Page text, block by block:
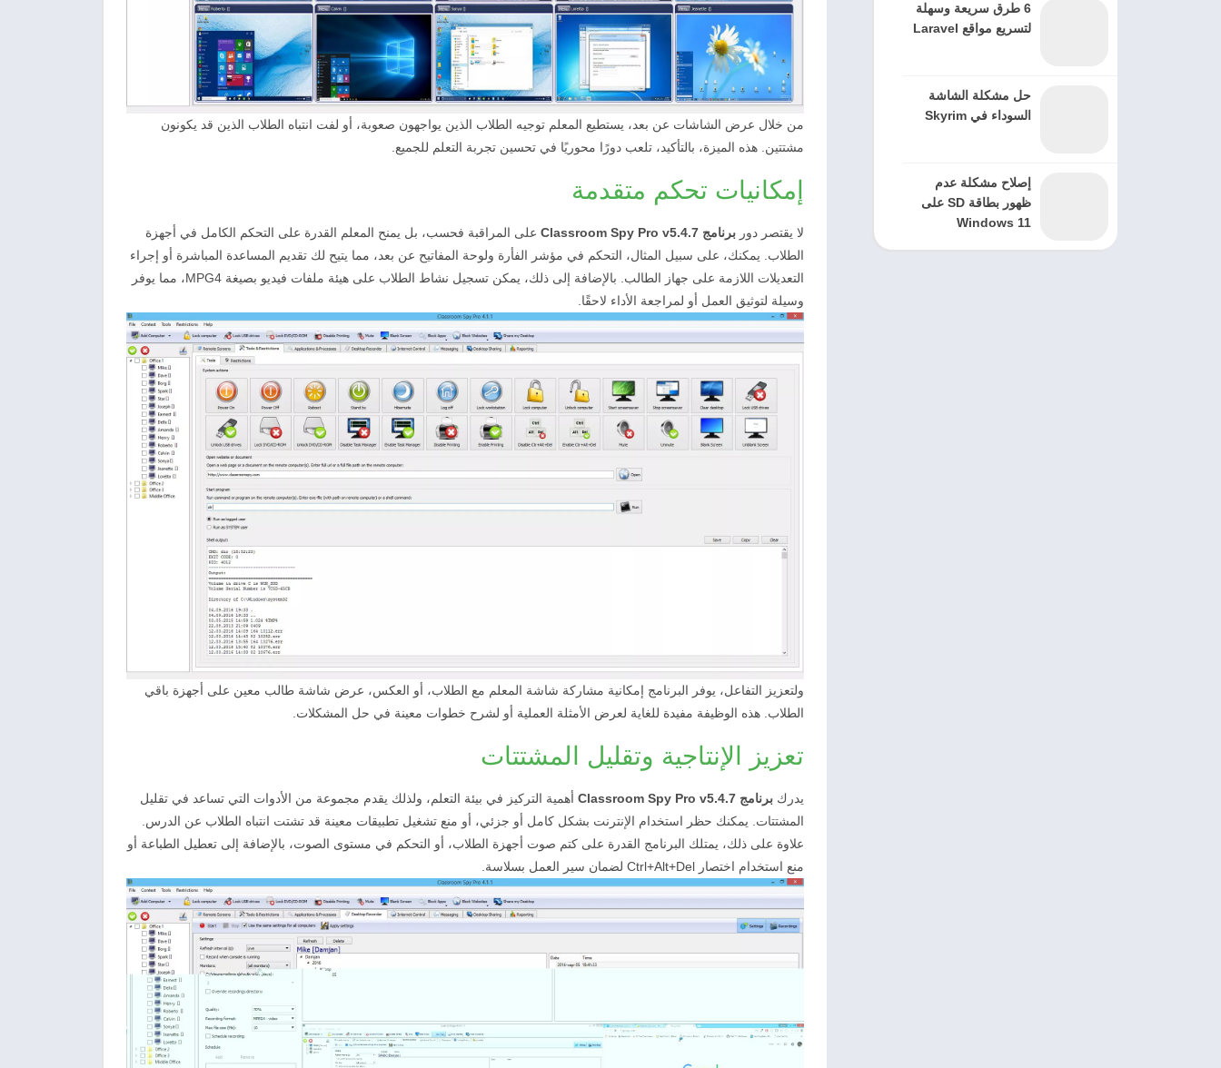
من خلال عرض الشاشات عن بعد، يستطيع المعلم توجيه الطلاب الذين يواجهون صعوبة، أو لفت انتباه الطلاب الذين قد يكونون
مشتتين. هذه الميزة، بالتأكيد، تلعب دورًا محوريًا في تحسين تجربة التعلم للجميع.
إمكانيات تحكم متقدمة
لا يقتصر دور برنامج Classroom Spy Pro v5.4.7
على المراقبة فحسب، بل يمنح المعلم القدرة على التحكم الكامل في أجهزة
الطلاب. يمكنك، على سبيل المثال، التحكم في مؤشر الفأرة ولوحة المفاتيح عن بعد، مما يتيح لك تقديم المساعدة المباشرة أو إجراء
التعديلات اللازمة على جهاز الطالب. بالإضافة إلى ذلك، يمكن تسجيل نشاط الطلاب على هيئة ملفات فيديو بصيغة MPG4، مما يوفر
وسيلة لتوثيق العمل أو لمراجعة الأداء لاحقًا.
ولتعزيز التفاعل، يوفر البرنامج إمكانية مشاركة شاشة المعلم مع الطلاب، أو العكس، عرض شاشة طالب معين على أجهزة باقي
الطلاب. هذه الوظيفة مفيدة للغاية لعرض الأمثلة العملية أو لشرح خطوات معينة في حل المشكلات.
تعزيز الإنتاجية وتقليل المشتتات
يدرك برنامج Classroom Spy Pro v5.4.7
أهمية التركيز في بيئة التعلم، ولذلك يقدم مجموعة من الأدوات التي تساعد في تقليل
المشتتات. يمكنك حظر استخدام الإنترنت بشكل كامل أو جزئي، أو منع تشغيل تطبيقات معينة قد تشتت انتباه الطلاب عن الدرس.
علاوة على ذلك، يمتلك البرنامج القدرة على كتم صوت أجهزة الطلاب، أو التحكم في مستوى الصوت، بالإضافة إلى تعطيل الطباعة أو
منع استخدام اختصار Ctrl+Alt+Del لضمان سير العمل بسلاسة.
6 طرق سريعة وسهلة
لتسريع مواقع Laravel
حل مشكلة الشاشة
السوداء في Skyrim
إصلاح مشكلة عدم
ظهور بطاقة SD على
Windows 11